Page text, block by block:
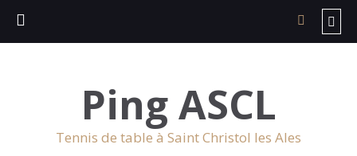
Ping ASCL
Tennis de table à Saint Christol les Ales